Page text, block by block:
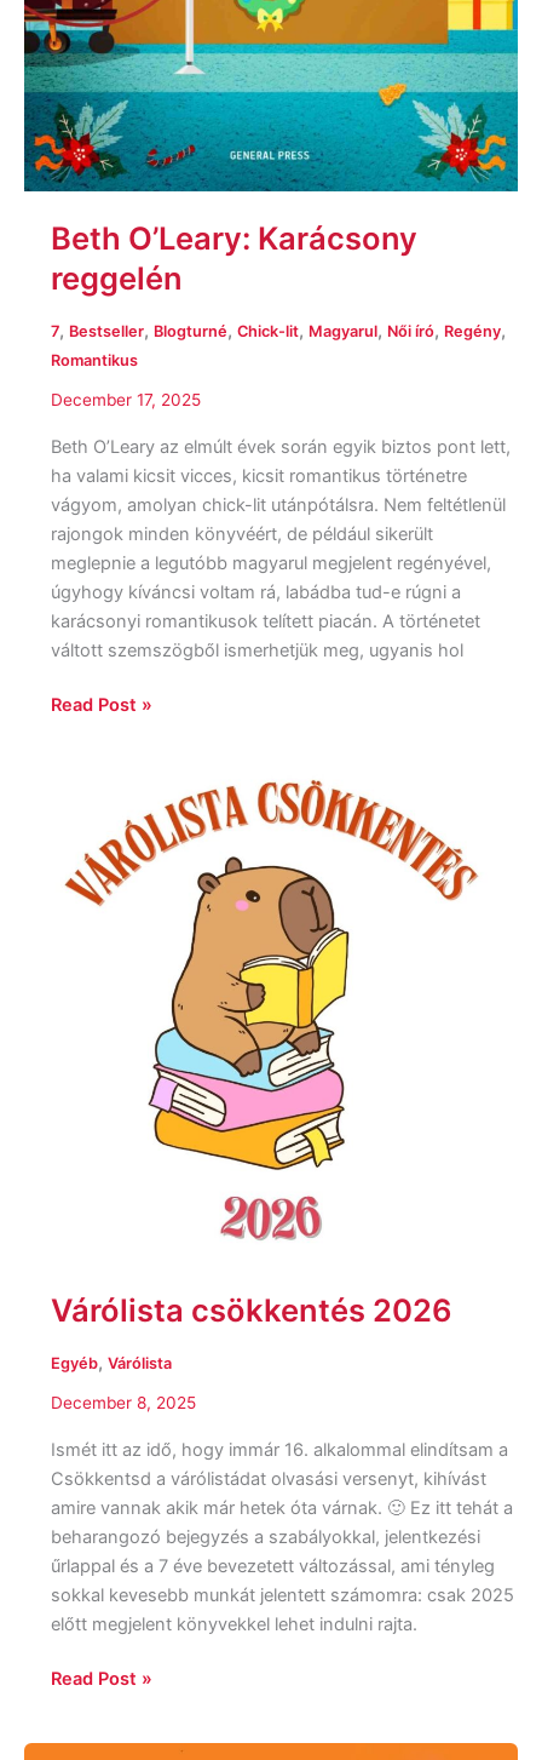
Beth O’Leary: Karácsony
reggelén
7, Bestseller, Blogturné, Chick-lit, Magyarul, Női író, Regény,
Romantikus
December 17, 2025
Beth O’Leary az elmúlt évek során egyik biztos pont lett,
ha valami kicsit vicces, kicsit romantikus történetre
vágyom, amolyan chick-lit utánpótálsra. Nem feltétlenül
rajongok minden könyvéért, de például sikerült
meglepnie a legutóbb magyarul megjelent regényével,
úgyhogy kíváncsi voltam rá, labádba tud-e rúgni a
karácsonyi romantikusok telített piacán. A történetet
váltott szemszögből ismerhetjük meg, ugyanis hol
Read Post »
Várólista csökkentés 2026
Egyéb, Várólista
December 8, 2025
Ismét itt az idő, hogy immár 16. alkalommal elindítsam a
Csökkentsd a várólistádat olvasási versenyt, kihívást
amire vannak akik már hetek óta várnak. 🙂 Ez itt tehát a
beharangozó bejegyzés a szabályokkal, jelentkezési
űrlappal és a 7 éve bevezetett változással, ami tényleg
sokkal kevesebb munkát jelentett számomra: csak 2025
előtt megjelent könyvekkel lehet indulni rajta.
csökkentés
Read Post »